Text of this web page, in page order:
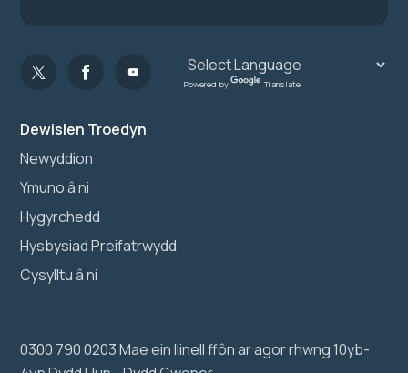
Dewislen Troedyn
Newyddion
Ymuno â ni
Hygyrchedd
Hysbysiad Preifatrwydd
Cysylltu â ni
0300 790 0203 Mae ein llinell ffôn ar agor rhwng 10yb-
Powered by Translate